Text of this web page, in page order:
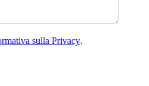
sulla Privacy.